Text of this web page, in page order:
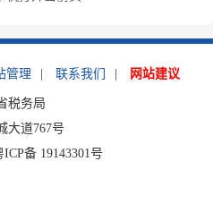
管理 联系我们 网站建议
税务局
大道767号
ICP备 19143301号